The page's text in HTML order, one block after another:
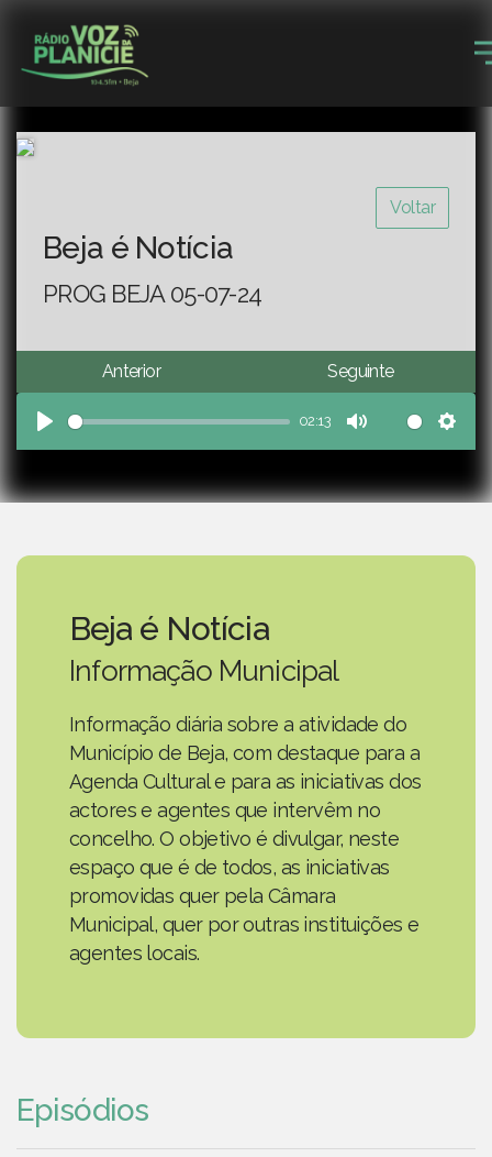
Voltar
Beja é Notícia
PROG BEJA 05-07-24
Anterior Seguinte
Play
02:13
Mute
Beja é Notícia
Informação Municipal
Informação diária sobre a atividade do
Município de Beja, com destaque para a
Agenda Cultural e para as iniciativas dos
actores e agentes que intervêm no
concelho. O objetivo é divulgar, neste
espaço que é de todos, as iniciativas
promovidas quer pela Câmara
Municipal, quer por outras instituições e
agentes locais.
Episódios